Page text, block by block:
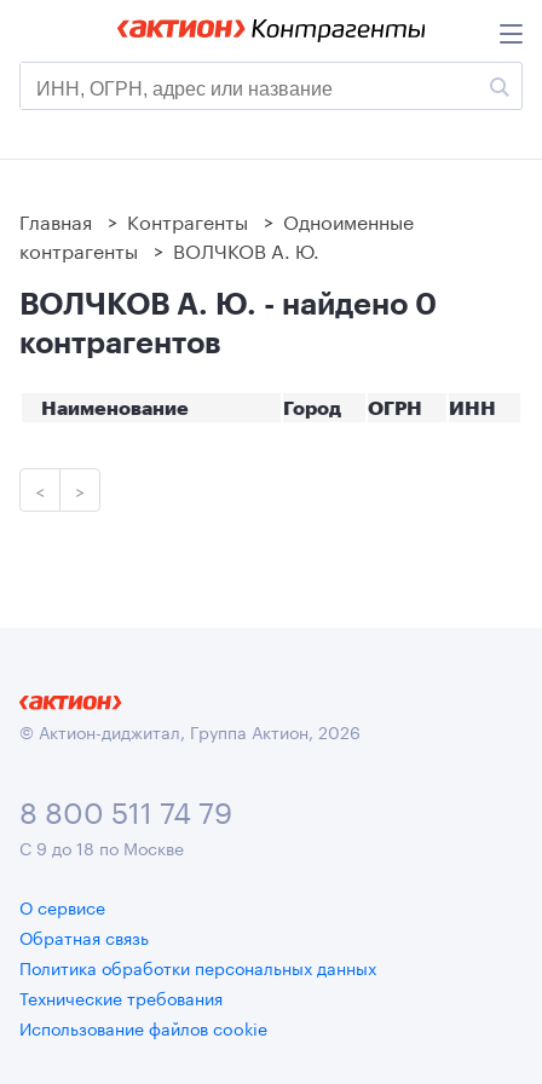
Главная > Контрагенты > Одноименные
контрагенты > ВОЛЧКОВ А. Ю.
ВОЛЧКОВ А. Ю. - найдено 0
контрагентов
Наименование Город ОГРН ИНН
< >
© Актион-диджитал, Группа Актион, 2026
8 800 511 74 79
С 9 до 18 по Москве
О сервисе
Обратная связь
Политика обработки персональных данных
Технические требования
Использование файлов cookie